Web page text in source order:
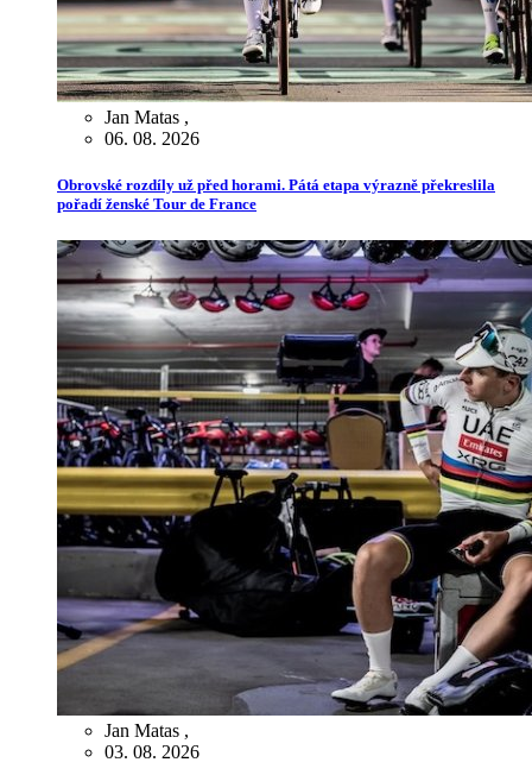
Jan Matas ,
06. 08. 2026
Obrovské rozdíly už před horami. Pátá etapa výrazně překreslila
pořadí ženské Tour de France
Jan Matas ,
03. 08. 2026